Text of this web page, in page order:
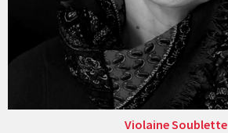
Violaine Soublette